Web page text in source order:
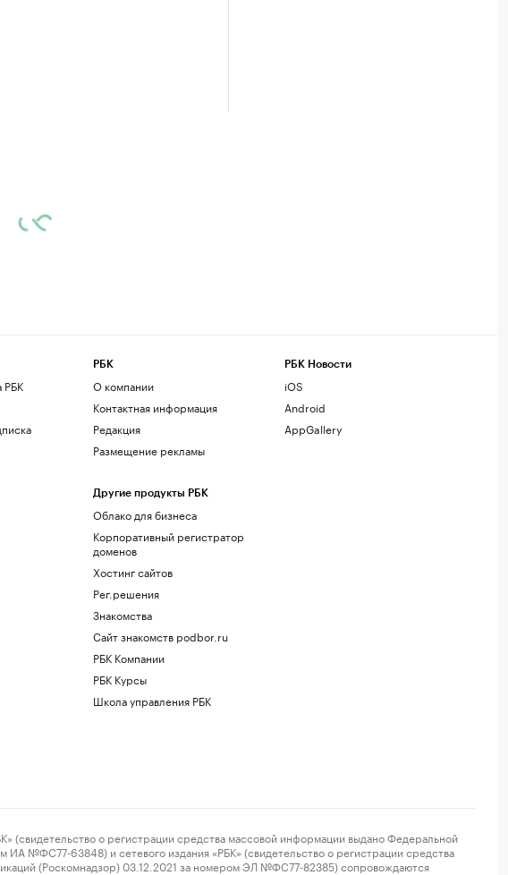
РБК
РБК
О компании
Контактная информация
Редакция
Размещение рекламы
Другие продукты РБК
Облако для бизнеса
Корпоративный регистратор
доменов
Хостинг сайтов
Рег.решения
Знакомства
Сайт знакомств podbor.ru
РБК Компании
РБК Курсы
Школа управления РБК
РБК Новости
iOS
Android
AppGallery
о регистрации средства массовой информации выдано Федеральной
№ФС77-63848) и сетевого издания «РБК» (свидетельство о регистрации средства
(Роскомнадзор) 03.12.2021 за номером ЭЛ №ФС77-82385) сопровождаются